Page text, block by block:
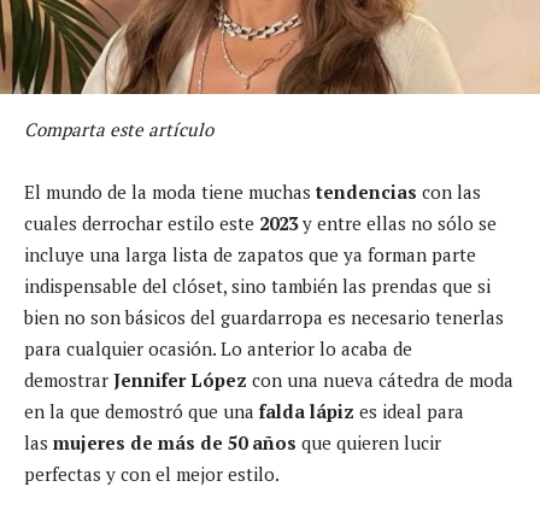
Comparta este artículo
El mundo de la moda tiene muchastendencias con las
cuales derrochar estilo este 2023y entre ellas no sólo se
incluye una larga lista de zapatos que ya forman parte
indispensable del clóset, sino también las prendas que si
bien no son básicos del guardarropa es necesario tenerlas
para cualquier ocasión. Lo anterior lo acaba de
demostrar Jennifer López con una nueva cátedra de moda
en la que demostró que una falda lápiz es ideal para
las mujeres de más de 50 años que quieren lucir
perfectas y con el mejor estilo.